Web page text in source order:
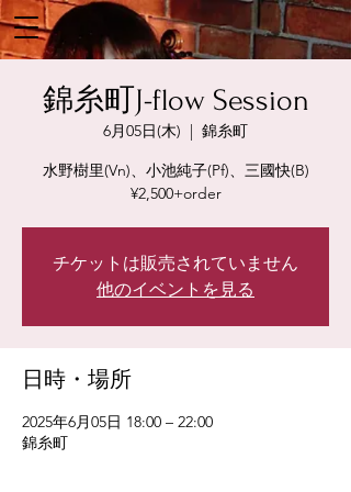
錦糸町J-flow Session
6月05日(木)
  |
錦糸町
水野樹里(Vn)、小池純子(Pf)、三國快(B)
¥2,500+order
チケットは販売されていません
他のイベントを見る
日時・場所
2025年6月05日 18:00 – 22:00
錦糸町